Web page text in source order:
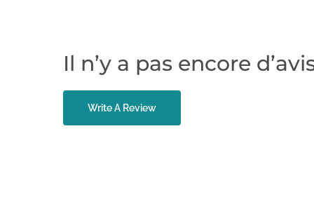
Il n’y a pas encore
Write A Review